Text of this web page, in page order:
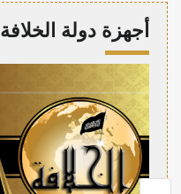
أجهزة دولة الخلافة